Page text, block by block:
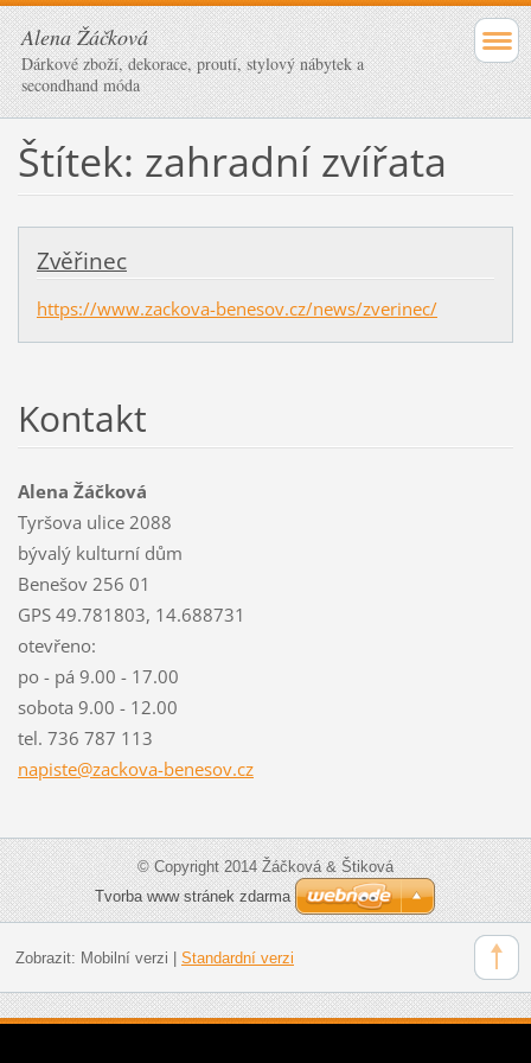
Alena Žáčková
Dárkové zboží, dekorace, proutí, stylový nábytek a
secondhand móda
Štítek: zahradní zvířata
Zvěřinec
https://www.zackova-benesov.cz/news/zverinec/
Kontakt
Alena Žáčková
Tyršova ulice 2088
bývalý kulturní dům
Benešov 256 01
GPS 49.781803, 14.688731
otevřeno:
po - pá 9.00 - 17.00
sobota 9.00 - 12.00
tel. 736 787 113
napiste@zackova-benesov.cz
© Copyright 2014 Žáčková & Štiková
Tvorba www stránek zdarma
Zobrazit: Mobilní verzi Standardní verzi